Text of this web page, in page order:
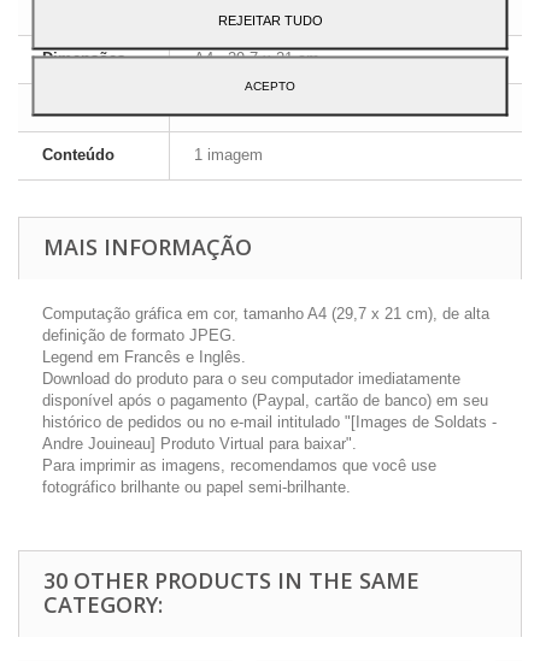
Dimensões A4 - 29,7 x 21 cm
Conteúdo 1 imagem
MAIS INFORMAÇÃO
Computação gráfica em cor, tamanho A4 (29,7 x 21 cm), de alta
definição de formato JPEG.
Legend em Francês e Inglês.
Download do produto para o seu computador imediatamente
disponível após o pagamento (Paypal, cartão de banco) em seu
histórico de pedidos ou no e-mail intitulado "[Images de Soldats -
Andre Jouineau] Produto Virtual para baixar".
Para imprimir as imagens, recomendamos que você use
fotográfico brilhante ou papel semi-brilhante.
30 OTHER PRODUCTS IN THE SAME
CATEGORY:
REJEITAR TUDO
ACEPTO